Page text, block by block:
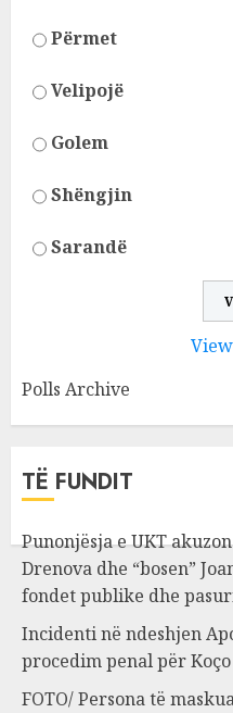
Përmet
Velipojë
Golem
Shëngjin
Sarandë
Polls Archive
TË FUNDIT
Punonjësja e UKT
Drenova dhe “bosen”
fondet publike dhe
Incidenti në ndeshjen
procedim penal për
FOTO/ Persona të